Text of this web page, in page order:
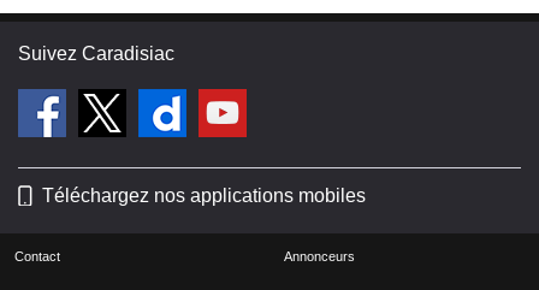
Suivez Caradisiac
Téléchargez nos applications mobiles
Contact Annonceurs